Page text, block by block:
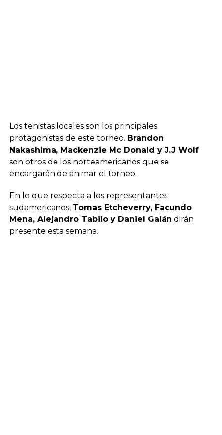
Los tenistas locales son los principales
protagonistas de este torneo. Brandon
Nakashima, Mackenzie Mc Donald y J.J Wolf
son otros de los norteamericanos que se
encargarán de animar el torneo.
En lo que respecta a los representantes
sudamericanos, Tomas Etcheverry, Facundo
Mena, Alejandro Tabilo y Daniel Galán dirán
presente esta semana.